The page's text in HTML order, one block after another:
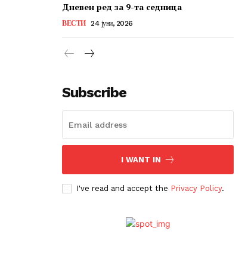
Дневен ред за 9-та седница
ВЕСТИ 24 јуни, 2026
Subscribe
I WANT IN
I've read and accept the Privacy Policy.